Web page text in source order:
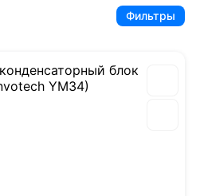
Фильтры